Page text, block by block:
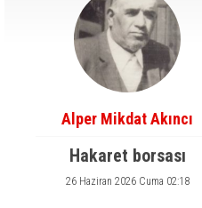
Alper Mikdat Akıncı
Hakaret borsası
26 Haziran 2026 Cuma 02:18